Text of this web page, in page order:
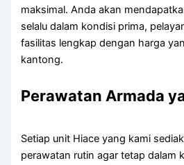
maksimal. Anda akan
selalu dalam kondisi prima,
fasilitas lengkap dengan harga
kantong.
Perawatan Armada
Setiap unit Hiace yang kami
perawatan rutin agar tetap dalam